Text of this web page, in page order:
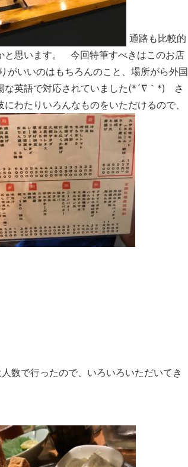
通路も比較的
と思います。 今回特筆すべきはこのお店
がいいのはもちろんのこと、場所がら外国
な英語で対応されていました(*´∇｀*) さ
わたりいろんなものをいただけるので、
数で行ったので、いろいろいただいてき